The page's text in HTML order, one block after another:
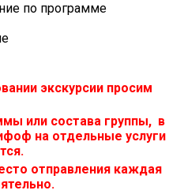
по программе
экскурсии просим
или состава группы, в
на отдельные услуги
отправления каждая